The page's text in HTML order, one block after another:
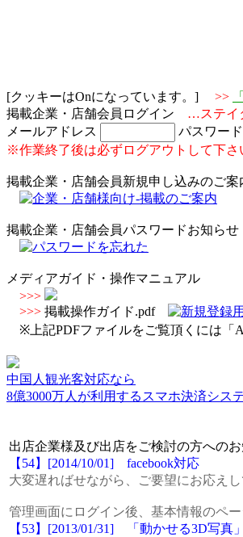
[クッキーはOnになっています。] >>
掲載企業・店舗会員ログイン …ステイ
メールアドレス
パスワード
※作業終了後は必ずログアウトして下さ
掲載企業・店舗会員新規申し込みのご案
掲載企業・店舗会員パスワードお知らせ
メディアガイド・操作マニュアル
>>>
>>> 掲載操作ガイド.pdf
※上記PDFファイルをご覧頂くには「
中国人観光客対応なら
8億3000万人が利用するスマホ決済シス
出店企業様及び出店をご検討の方への
【54】[2014/10/01] facebook対応
大変遅ればせながら、ご要望にお応えし
管理画面にログイン後、基本情報のペ
【53】[2013/01/31] 「動かせる3D写真